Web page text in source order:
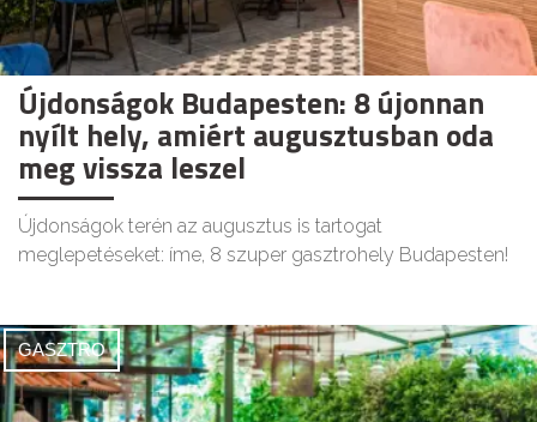
Újdonságok Budapesten: 8 újonnan
nyílt hely, amiért augusztusban oda
meg vissza leszel
Újdonságok terén az augusztus is tartogat
meglepetéseket: íme, 8 szuper gasztrohely Budapesten!
GASZTRO